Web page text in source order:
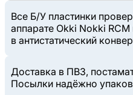
Все Б/У пластинки
аппарате Okki Nokki
в антистатический
Доставка в ПВЗ,
Посылки надёжно